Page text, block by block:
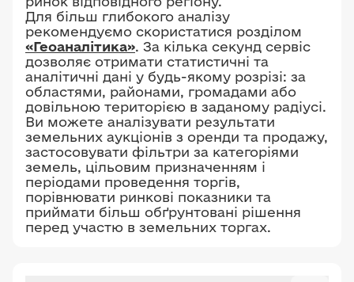
Для більш глибокого аналізу
рекомендуємо скористатися розділом
«Геоаналітика». За кілька секунд сервіс
дозволяє отримати статистичні та
аналітичні дані у будь-якому розрізі: за
областями, районами, громадами або
довільною територією в заданому радіусі.
Ви можете аналізувати результати
земельних аукціонів з оренди та продажу,
застосовувати фільтри за категоріями
земель, цільовим призначенням і
періодами проведення торгів,
порівнювати ринкові показники та
приймати більш обґрунтовані рішення
перед участю в земельних торгах.